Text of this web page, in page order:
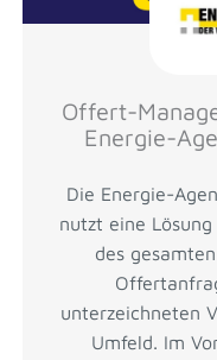
Offert-
Energie-
Die Energie-
nutzt eine
des
unterzeichneten
Umfeld. Im